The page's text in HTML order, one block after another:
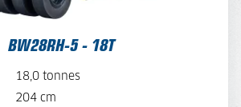
BW28RH-5 - 18T
18,0 tonnes
204 cm